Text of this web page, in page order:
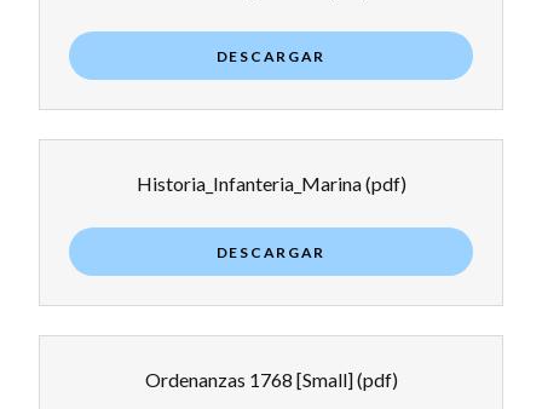
DESCARGAR
Historia_Infanteria_Marina(pdf)
DESCARGAR
Ordenanzas 1768 [Small](pdf)